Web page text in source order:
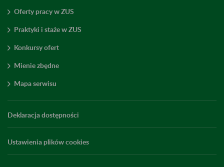
Oferty pracy w ZUS
Praktyki i staże w ZUS
Konkursy ofert
Mienie zbędne
Mapa serwisu
Deklaracja dostępności
Ustawienia plików cookies